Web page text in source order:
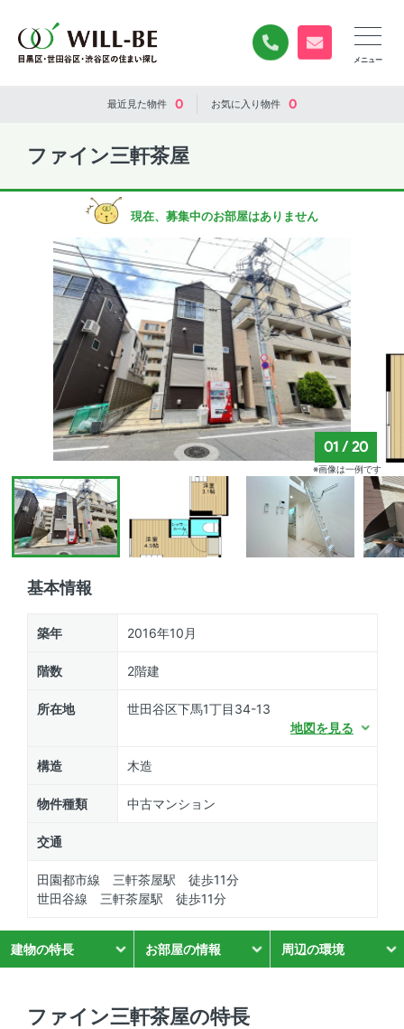
0120-840-834
無料お問い合
最近見た物件 0 お気に入り物件 0
ファイン三軒茶屋
現在、募集中のお部屋はありません
基本情報
築年 2016年10月
階数 2階建
所在地
世田谷区下馬1丁目34-13
地図を見る
構造 木造
物件種類 中古マンション
交通
田園都市線 三軒茶屋駅 徒歩11分
世田谷線 三軒茶屋駅 徒歩11分
建物の特長 お部屋の情報 周辺の環境
01 /20
※画像は一例です
ファイン三軒茶屋の特長